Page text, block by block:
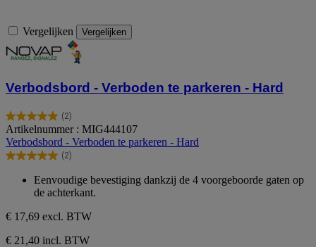
Vergelijken Vergelijken
Verbodsbord - Verboden te parkeren - Hard
(2)
5.0
van
de
5
beoordelingen
Artikelnummer : MIG444107
Verbodsbord - Verboden te parkeren - Hard
(2)
5.0
sterren.
2
beoordelingen
Eenvoudige bevestiging dankzij de 4 voorgeboorde gaten op
de achterkant.
€ 17,69 excl. BTW
€ 21,40 incl. BTW